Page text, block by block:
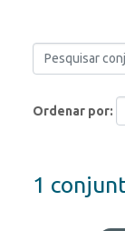
Ordenar por
1